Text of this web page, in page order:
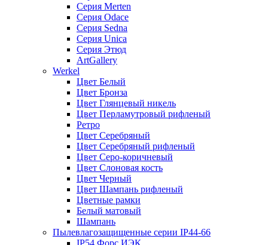
Серия Merten
Серия Odace
Серия Sedna
Серия Unica
Серия Этюд
ArtGallery
Werkel
Цвет Белый
Цвет Бронза
Цвет Глянцевый никель
Цвет Перламутровый рифленый
Ретро
Цвет Серебряный
Цвет Серебряный рифленый
Цвет Серо-коричневый
Цвет Слоновая кость
Цвет Черный
Цвет Шампань рифленый
Цветные рамки
Белый матовый
Шампань
Пылевлагозащищенные серии IP44-66
IP54 Форс ИЭК